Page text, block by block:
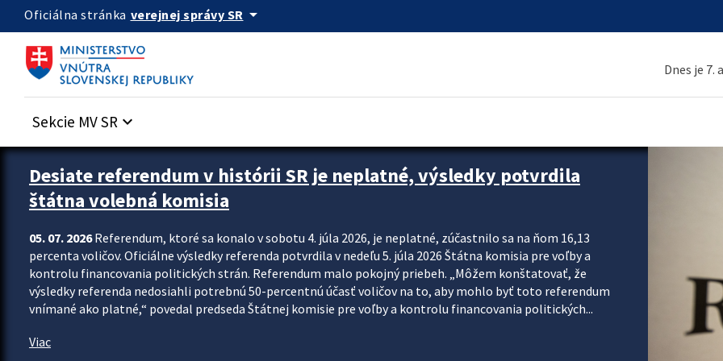
Preskocit na hlavný obsah
Oficiálna stránka verejnej správy SR arrow_drop_down
Dnes je 7.
Sekcie MV SR keyboard_arrow_down
Zastavit automatický posun upútavok
Desiate referendum v histórii SR je neplatné, výsledky potvrdila
štátna volebná komisia
05. 07. 2026Referendum, ktoré sa konalo v sobotu 4. júla 2026, je neplatné, zúčastnilo sa na ňom 16,13
percenta voličov. Oficiálne výsledky referenda potvrdila v nedeľu 5. júla 2026 Štátna komisia pre voľby a
kontrolu financovania politických strán. Referendum malo pokojný priebeh. „Môžem konštatovať, že
výsledky referenda nedosiahli potrebnú 50-percentnú účasť voličov na to, aby mohlo byť toto referendum
vnímané ako platné,“ povedal predseda Štátnej komisie pre voľby a kontrolu financovania politických...
Viac